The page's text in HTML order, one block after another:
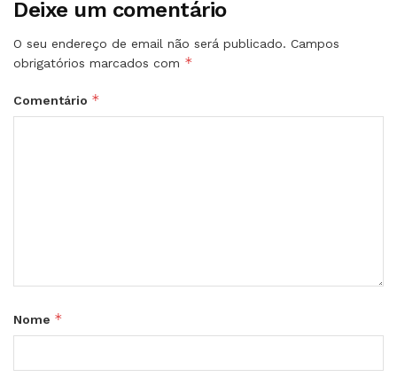
Deixe um comentário
O seu endereço de email não será publicado. Campos
obrigatórios marcados com *
Comentário *
Nome *